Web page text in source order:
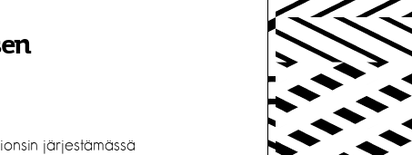
järjestämässä